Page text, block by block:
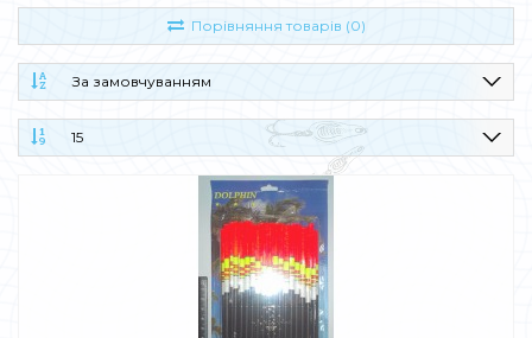
Порівняння товарів (0)
За замовчуванням
15